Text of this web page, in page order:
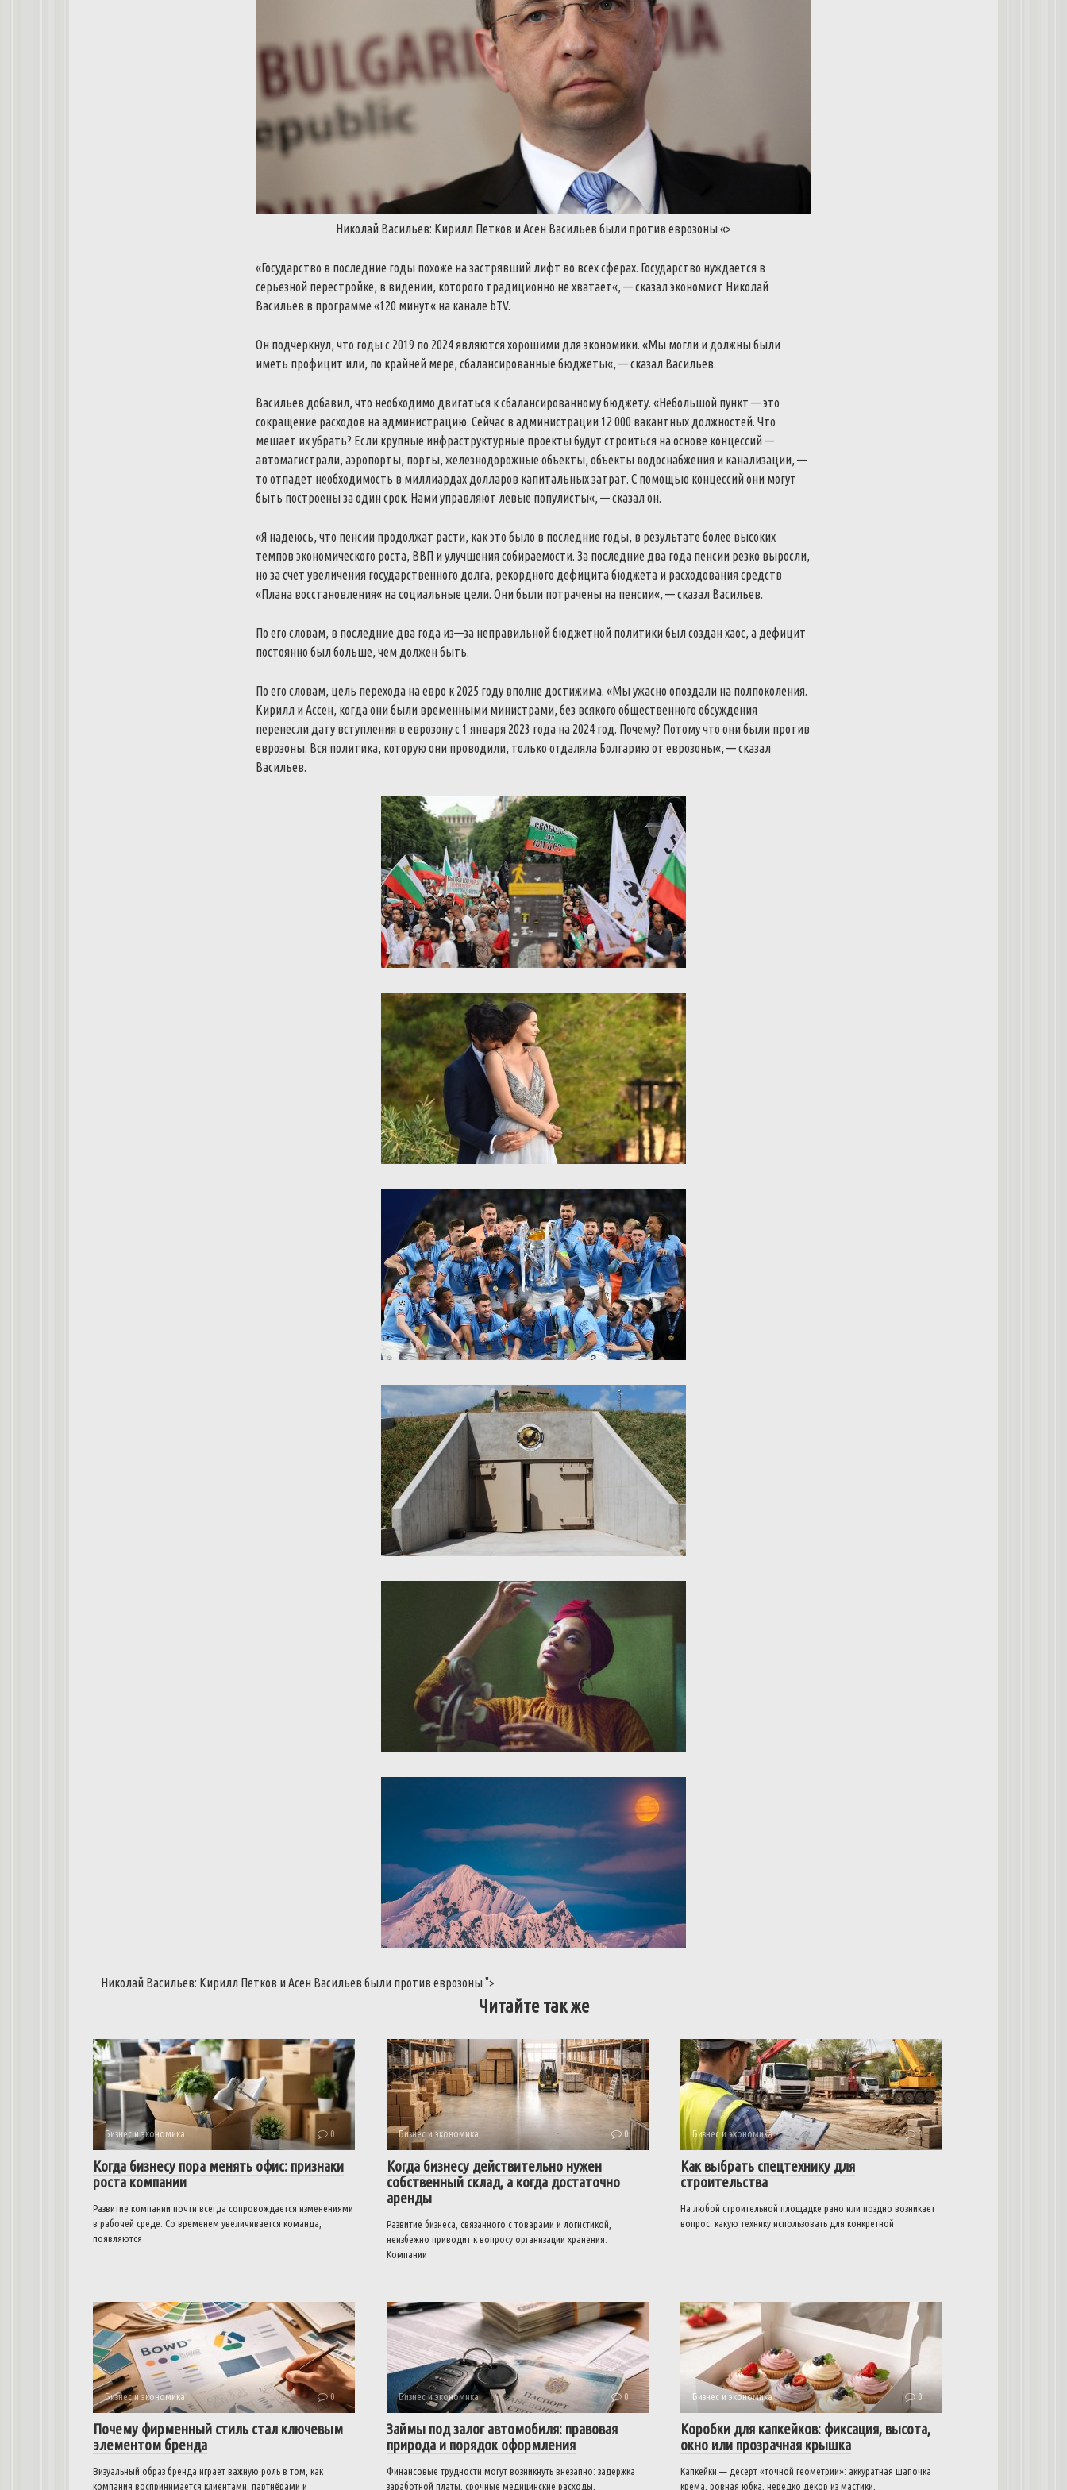
Николай Васильев: Кирилл Петков иАсен Васильев были против еврозоны«>
«Государство в последние годы похоже назастрявшийлифт во всехсферах. Государство нуждается в
серьезной перестройке, в видении, которого традиционно не хватает«, —сказалэкономист Николай
Васильев в программе «120 минут« на канале bTV.
Он подчеркнул, что годыс 2019 по 2024являютсяхорошими дляэкономики. «Мы могли и должныбыли
иметь профицит или, по крайней мере, сбалансированные бюджеты«, —сказал Васильев.
Васильев добавил, что необходимо двигаться ксбалансированномубюджету. «Небольшой пункт —это
сокращение расходов наадминистрацию. Сейчас в администрации 12 000 вакантных должностей. Что
мешает ихубрать? Если крупные инфраструктурные проектыбудут строиться наоснове концессий—
автомагистрали, аэропорты, порты, железнодорожные объекты, объекты водоснабжения и канализации, —
то отпадет необходимость в миллиардах долларов капитальныхзатрат. С помощью концессийони могут
быть построенызаодинсрок. Намиуправляют левые популисты«, —сказалон.
«Я надеюсь, что пенсии продолжат расти, какэто было в последние годы, в результате более высоких
темпов экономического роста, ВВП иулучшениясобираемости. За последние два года пенсии резко выросли,
но засчет увеличения государственного долга, рекордного дефицитабюджета и расходованиясредств
«Плана восстановления« насоциальные цели. Онибыли потрачены на пенсии«, —сказал Васильев.
По его словам, в последние два года из—за неправильнойбюджетной политикибылсозданхаос, а дефицит
постоянно былбольше, чем долженбыть.
По его словам, цель перехода наевро к 2025 году вполне достижима. «Мыужасно опоздали на полпоколения.
Кирилл иАссен, когдаонибыли временными министрами, без всякого общественного обсуждения
перенесли дату вступления в еврозонус 1 января 2023 года на 2024 год. Почему? Потомучто онибыли против
еврозоны. Вся политика, которую они проводили, только отдаляла Болгарию от еврозоны«, —сказал
Васильев.
Николай Васильев: Кирилл Петков иАсен Васильев были против еврозоны">
Читайте так же
Бизнес и экономика 0
Когда бизнесу пора менять офис: признаки
роста компании
Развитие компании почти всегда сопровождается изменениями
в рабочей среде. Со временем увеличивается команда,
появляются
Бизнес и экономика 0
Когда бизнесу действительно нужен
собственный склад, а когда достаточно
аренды
Развитие бизнеса, связанного с товарами и логистикой,
неизбежно приводит к вопросу организации хранения.
Компании
Бизнес и экономика 0
Как выбрать спецтехнику для
строительства
На любой строительной площадке рано или поздно возникает
вопрос: какую технику использовать для конкретной
Бизнес и экономика 0
Почему фирменный стиль стал ключевым
элементом бренда
Визуальный образ бренда играет важную роль в том, как
компания воспринимается клиентами, партнёрами и
Бизнес и экономика 0
Займы под залог автомобиля: правовая
природа и порядок оформления
Финансовые трудности могут возникнуть внезапно: задержка
заработной платы, срочные медицинские расходы,
Бизнес и экономика 0
Коробки для капкейков: фиксация, высота,
окно или прозрачная крышка
Капкейки — десерт «точной геометрии»: аккуратная шапочка
крема, ровная юбка, нередко декор из мастики,